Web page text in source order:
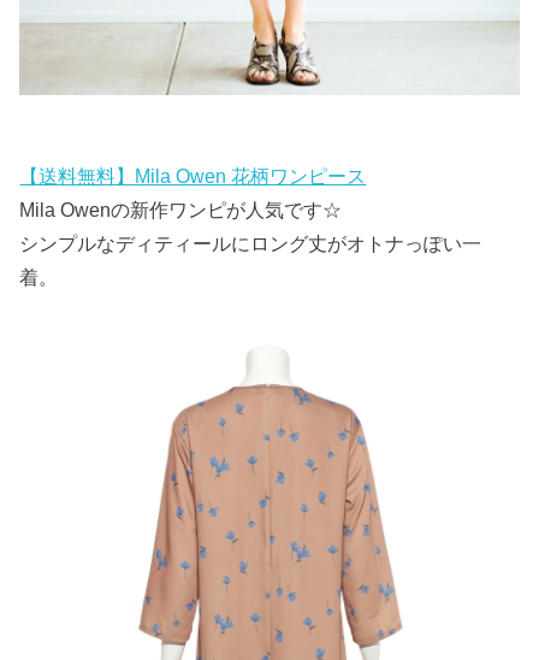
【送料無料】Mila Owen 花柄ワンピース
Mila Owenの新作ワンピが人気です☆
シンプルなディティールにロング丈がオトナっぽい一
着。